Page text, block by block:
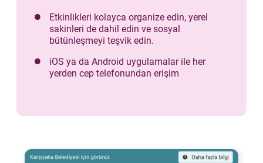
Etkinlikleri kolayca organize edin, yerel
sakinleri de dahil edin ve sosyal
bütünleşmeyi teşvik edin.
iOS ya da Android uygulamalar ile her
yerden cep telefonundan erişim